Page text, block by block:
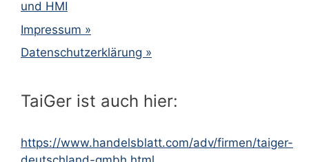
und HMI
Impressum »
Datenschutzerklärung »
TaiGer ist auch hier:
https://www.handelsblatt.com/adv/firmen/taiger-